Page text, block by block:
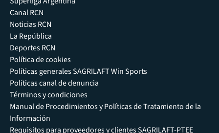
Canal RCN
Noticias RCN
La República
Deportes RCN
Política de cookies
Políticas generales SAGRILAFT Win Sports
Políticas canal de denuncia
Términos y condiciones
Manual de Procedimientos y Políticas de Tratamiento de la
Información
Requisitos para proveedores y clientes SAGRILAFT-PTEE